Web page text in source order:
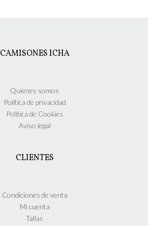
CAMISONES ICHA
Quienes somos
Política de privacidad
Política de Cookies
Aviso legal
CLIENTES
Condiciones de venta
Mi cuenta
Tallas